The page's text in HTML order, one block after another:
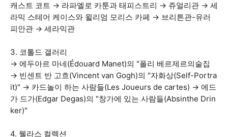
캐스트 코트 → 라파엘로 카툰과 태피스트리 → 쥬얼리관 → 세
라믹 스테어 케이스와 윌리엄 모리스 카페 → 브리튼관-유러
피안관 → 세라믹관
3. 코톨드 갤러리
→ 에두아르 마네(Édouard Manet)의 "폴리 베르제르의술집
→ 빈센트 반 고흐(Vincent van Gogh)의 "자화상(Self-Portra
it)" → 카드놀이 하는 사람들(Les Joueurs de cartes) → 에드
가 드가(Edgar Degas)의 "창가에 있는 사람들(Absinthe Drin
ker)"
4. 웰라스 컬렉션